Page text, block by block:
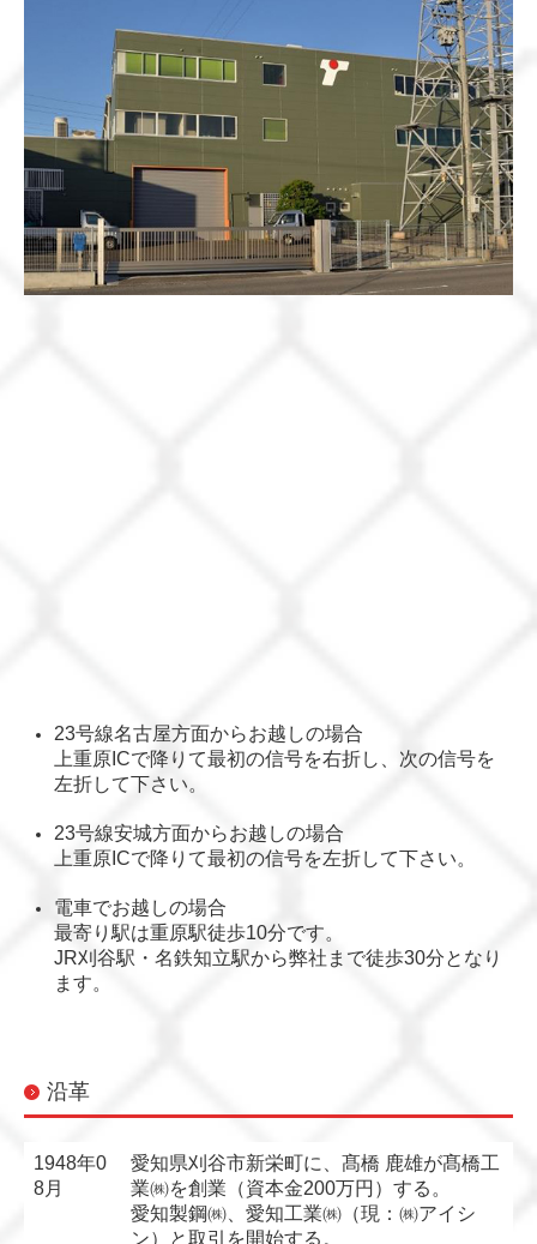
23号線名古屋方面からお越しの場合
上重原 ICで降りて最初の信号を右折し、次の信号を
左折して下さい。
23号線安城方面からお越しの場合
上重原 ICで降りて最初の信号を左折して下さい。
電車でお越しの場合
最寄り駅は重原駅徒歩10分です。
JR刈谷駅・名鉄知立駅から弊社まで徒歩30分となり
ます。
沿革
1948年0
8月
愛知県刈谷市新栄町に、髙橋 鹿雄が髙橋工
業㈱を創業（資本金200万円）する。
愛知製鋼㈱、愛知工業㈱（現：㈱アイシ
ン）と取引を開始する。